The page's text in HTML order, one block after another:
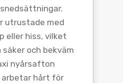
utrustade med
eller hiss, vilket
och bekväm
nyårsafton
arbetar hårt för